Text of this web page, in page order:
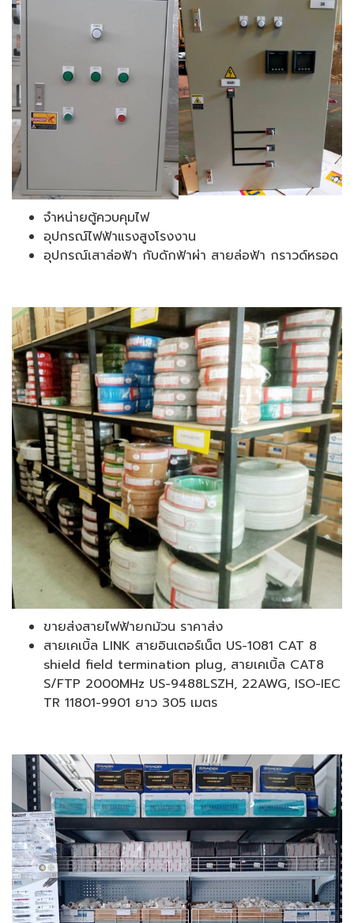
จำหน่ายตู้ควบคุมไฟ
อุปกรณ์ไฟฟ้าแรงสูงโรงงาน
อุปกรณ์เสาล่อฟ้า กับดักฟ้าผ่า สายล่อฟ้า กราวด์หรอด
ขายส่งสายไฟฟ้ายกม้วน ราคาส่ง
สายเคเบิ้ล LINK สายอินเตอร์เน็ต US-1081 CAT 8
shield field termination plug, สายเคเบิ้ล CAT8
S/FTP 2000MHz US-9488LSZH, 22AWG, ISO-IEC
TR 11801-9901 ยาว 305 เมตร